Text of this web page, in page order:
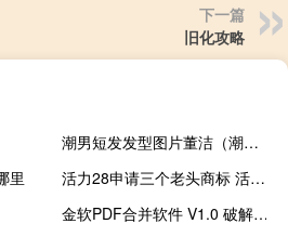
下一篇
旧化攻略
潮男短发发型图片董洁（潮男短发发型）
里
活力28申请三个老头商标 活力大叔商标被抢注
金软PDF合并软件 V1.0 破解版（金软PDF合并软件 V1.0 破解版功能简介）